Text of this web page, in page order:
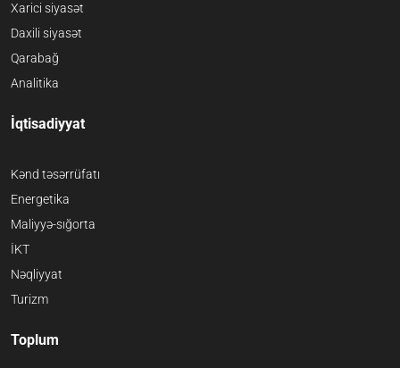
Xarici siyasət
Daxili siyasət
Qarabağ
Analitika
İqtisadiyyat
Kənd təsərrüfatı
Energetika
Maliyyə-sığorta
İKT
Nəqliyyat
Turizm
Toplum